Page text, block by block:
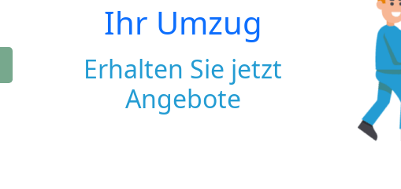
Ihr Umzug
Erhalten Sie jetzt
Angebote